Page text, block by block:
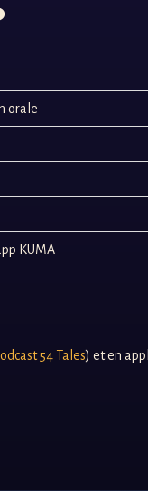
orale
KUMA
54 Tales) et en